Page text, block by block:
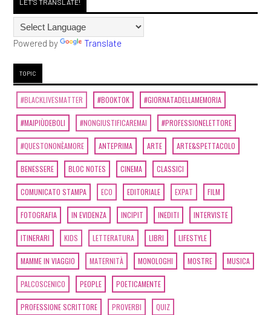
LET'S TRANSLATE!
Powered by Translate
TOPIC
#BLACKLIVESMATTER #BOOKTOK #GIORNATADELLAMEMORIA
#MAIPIÙDEBOLI #NONGIUSTIFICAREMAI #PROFESSIONELETTORE
#QUESTONONÈAMORE ANTEPRIMA ARTE ARTE&SPETTACOLO
BENESSERE BLOC NOTES CINEMA CLASSICI
COMUNICATO STAMPA ECO EDITORIALE EXPAT FILM
FOTOGRAFIA IN EVIDENZA INCIPIT INEDITI INTERVISTE
ITINERARI KIDS LETTERATURA LIBRI LIFESTYLE
MAMME IN VIAGGIO MATERNITÀ MONOLOGHI MOSTRE MUSICA
PALCOSCENICO PEOPLE POETICAMENTE
PROFESSIONE SCRITTORE PROVERBI QUIZ